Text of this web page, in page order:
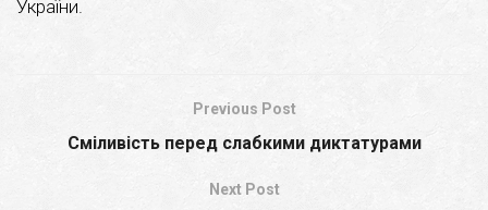
України.
Previous Post
Сміливість перед слабкими диктатурами
Next Post